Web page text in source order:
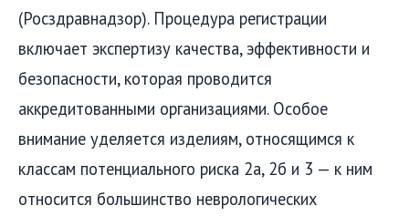
(Росздравнадзор). Процедура регистрации
включает экспертизу качества, эффективности и
безопасности, которая проводится
аккредитованными организациями. Особое
внимание уделяется изделиям, относящимся к
классам потенциального риска 2а, 2б и 3 — к ним
относится большинство неврологических